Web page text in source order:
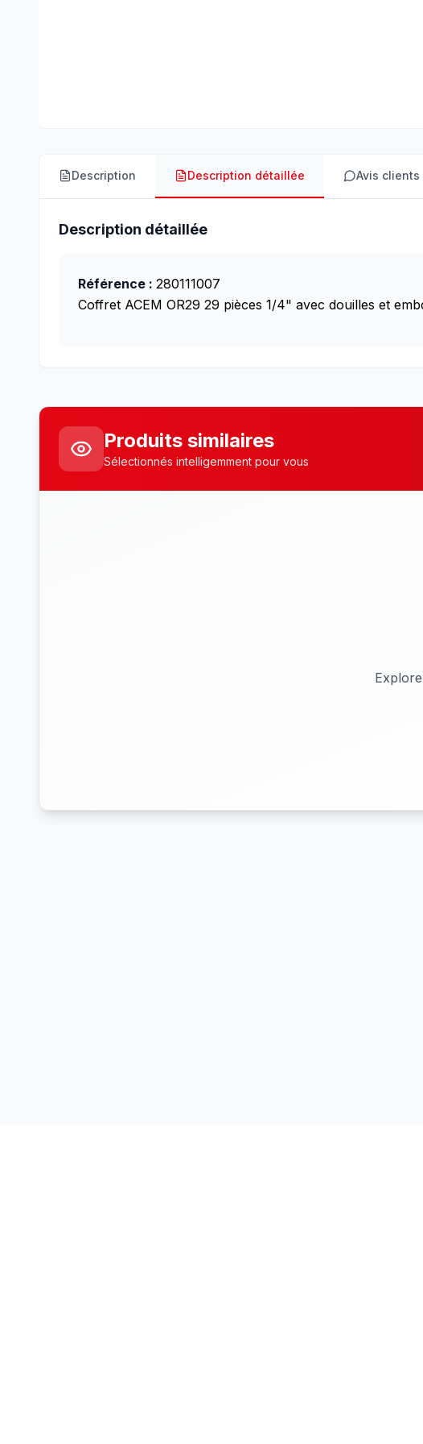
Description Description détaillée Avis clients
Description détaillée
Référence : 280111007
Coffret ACEM OR29 29 pièces 1/4" avec douilles et
Produits similaires
Sélectionnés intelligemment pour vous